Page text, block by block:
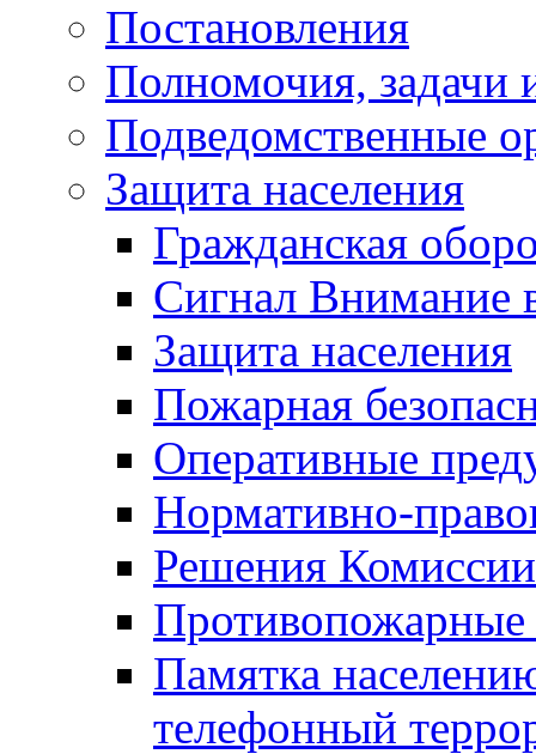
Постановления
Полномочия, задачи
Подведомственные
Защита населения
Гражданская
Сигнал Внимание
Защита населения
Пожарная
Оперативные
Нормативно-
Решения
Противопожарные
Памятка
телефонный